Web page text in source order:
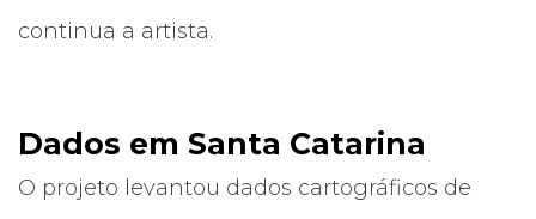
continua a artista.
Dados em Santa Catarina
O projeto levantou dados cartográficos de